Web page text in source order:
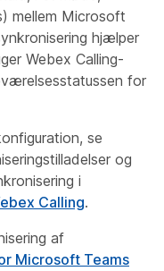
mellem Microsoft
hjælper
Webex Calling-
for
se
og
i
Calling.
af
Microsoft Teams